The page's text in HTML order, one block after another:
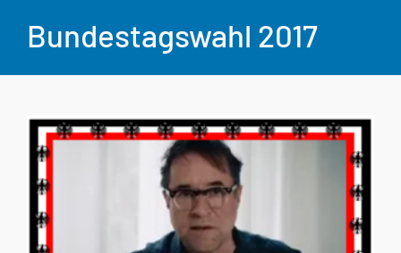
Bundestagswahl 2017